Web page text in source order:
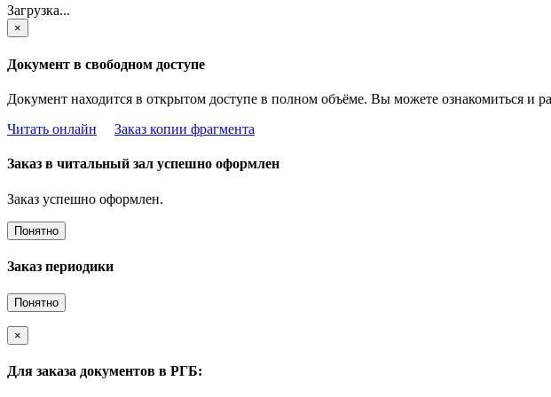
Загрузка...
×
Документ в свободном доступе
Документ находится в открытом доступе в полном объёме. Вы можете ознакомиться и
Читать онлайн
Заказ копии фрагмента
Заказ в читальный зал успешно оформлен
Заказ успешно оформлен.
Понятно
Заказ периодики
Понятно
×
Для заказа документов в РГБ: